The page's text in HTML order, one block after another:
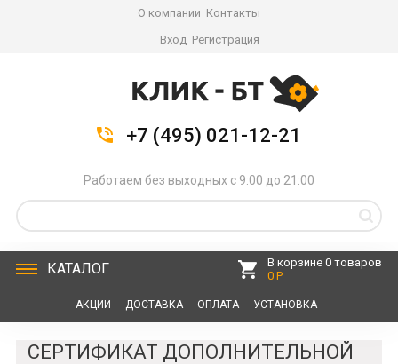
О компании Контакты
Вход Регистрация
+7 (495) 021-12-21
Работаем без выходных с 9:00 до 21:00
КАТАЛОГ
В корзине 0 товаров
0 Р
АКЦИИ ДОСТАВКА ОПЛАТА УСТАНОВКА
СЕРТИФИКАТ ДОПОЛНИТЕЛЬНОЙ